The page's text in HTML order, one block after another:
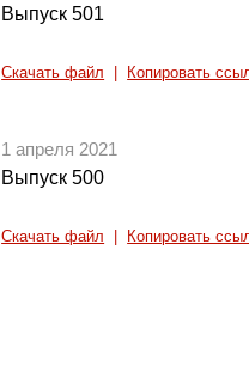
Выпуск 501
Скачать файл Копировать
1 апреля 2021
Выпуск 500
Скачать файл Копировать